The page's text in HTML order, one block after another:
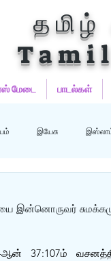
மேடை பாடல்கள்
இயேசு
இன்னொருவர்
ஆன் 37:107ம்